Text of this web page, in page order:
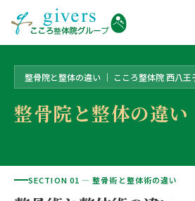
HOME トップ
SYMPTOMS 症状から探す
STORE 店舗一覧
トップ >店舗一覧>こころ整体院 西八王子院
整骨院と整体の違い ｜ こころ整体院 西八王
整骨院と整体の違い
SECTION 01 — 整骨術と整体術の違い